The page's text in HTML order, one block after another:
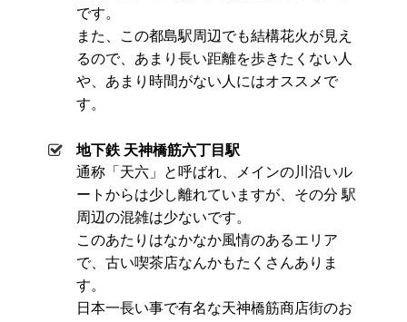
です。
また、この都島駅周辺でも結構花火が見え
るので、あまり長い距離を歩きたくない人
や、あまり時間がない人にはオススメで
す。
地下鉄 天神橋筋六丁目駅
通称「天六」と呼ばれ、メインの川沿いル
ートからは少し離れていますが、その分 駅
周辺の混雑は少ないです。
このあたりはなかなか風情のあるエリア
で、古い喫茶店なんかもたくさんありま
す。
日本一長い事で有名な天神橋筋商店街のお